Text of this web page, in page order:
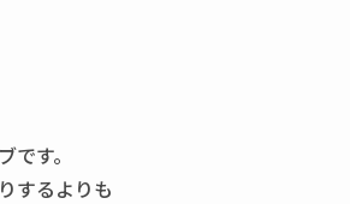
す。
するよりも